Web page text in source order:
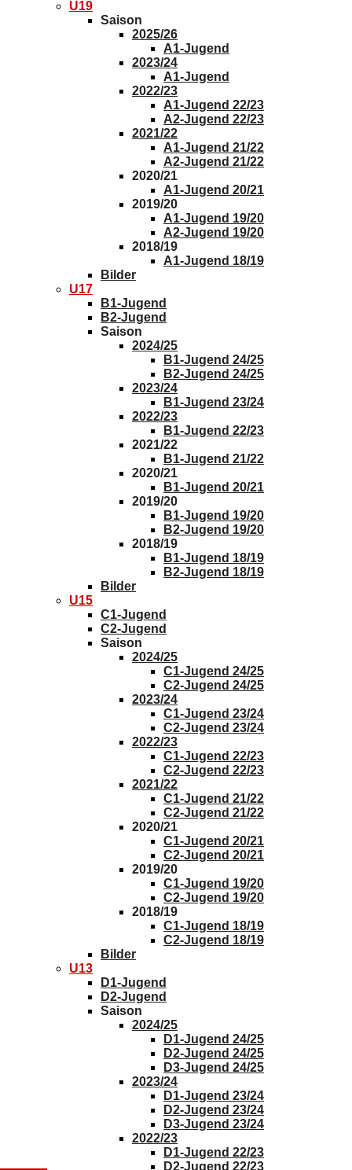
U19
Saison
2025/26
A1-Jugend
2023/24
A1-Jugend
2022/23
A1-Jugend 22/23
A2-Jugend 22/23
2021/22
A1-Jugend 21/22
A2-Jugend 21/22
2020/21
A1-Jugend 20/21
2019/20
A1-Jugend 19/20
A2-Jugend 19/20
2018/19
A1-Jugend 18/19
Bilder
U17
B1-Jugend
B2-Jugend
Saison
2024/25
B1-Jugend 24/25
B2-Jugend 24/25
2023/24
B1-Jugend 23/24
2022/23
B1-Jugend 22/23
2021/22
B1-Jugend 21/22
2020/21
B1-Jugend 20/21
2019/20
B1-Jugend 19/20
B2-Jugend 19/20
2018/19
B1-Jugend 18/19
B2-Jugend 18/19
Bilder
U15
C1-Jugend
C2-Jugend
Saison
2024/25
C1-Jugend 24/25
C2-Jugend 24/25
2023/24
C1-Jugend 23/24
C2-Jugend 23/24
2022/23
C1-Jugend 22/23
C2-Jugend 22/23
2021/22
C1-Jugend 21/22
C2-Jugend 21/22
2020/21
C1-Jugend 20/21
C2-Jugend 20/21
2019/20
C1-Jugend 19/20
C2-Jugend 19/20
2018/19
C1-Jugend 18/19
C2-Jugend 18/19
Bilder
U13
D1-Jugend
D2-Jugend
Saison
2024/25
D1-Jugend 24/25
D2-Jugend 24/25
D3-Jugend 24/25
2023/24
D1-Jugend 23/24
D2-Jugend 23/24
D3-Jugend 23/24
2022/23
D1-Jugend 22/23
D2-Jugend 22/23